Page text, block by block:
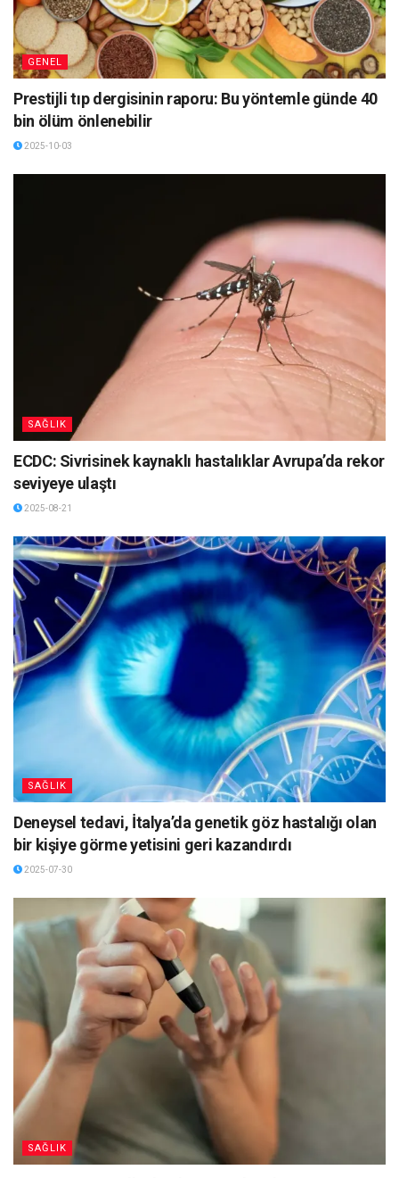
GENEL
Prestijli tıp dergisinin raporu: Bu yöntemle günde 40
bin ölüm önlenebilir
2025-10-03
SAĞLIK
ECDC: Sivrisinek kaynaklı hastalıklar Avrupa’da rekor
seviyeye ulaştı
2025-08-21
SAĞLIK
Deneysel tedavi, İtalya’da genetik göz hastalığı olan
bir kişiye görme yetisini geri kazandırdı
2025-07-30
SAĞLIK